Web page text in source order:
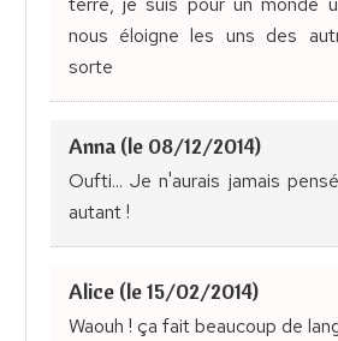
nous éloigne les uns des
sorte
Anna (le 08/12/2014)
Oufti... Je n'aurais jamais
autant !
Alice (le 15/02/2014)
Waouh ! ça fait beaucoup de